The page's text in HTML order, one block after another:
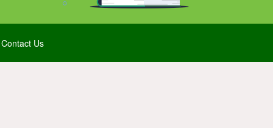
Contact Us